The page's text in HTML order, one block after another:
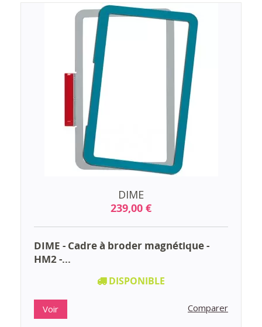
DIME
239,00 €
DIME - Cadre à broder magnétique -
HM2 -...
DISPONIBLE
Voir Comparer